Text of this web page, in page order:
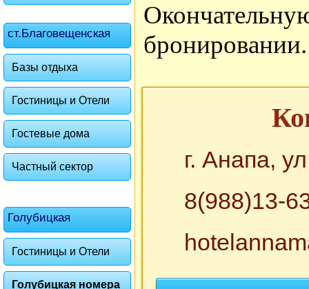
ст.Благовещенская
Базы отдыха
Гостиницы и Отели
Гостевые дома
Частный сектор
Голубицкая
Гостиницы и Отели
Голубицкая номера
бронировании.
г. Анапа,
8(988)13-